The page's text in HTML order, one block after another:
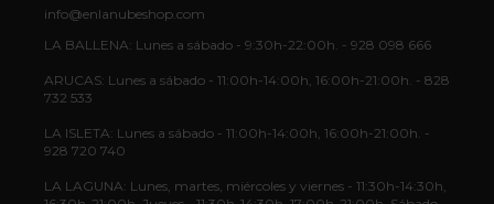
info@enlanubeshop.com
LA BALLENA: Lunes a sábado - 9:30h-22:00h. - 928 098 666
ARUCAS: Lunes a sábado - 11:00h-14:00h, 16:00h-21:00h. - 828
732 533
LA ISLETA: Lunes a sábado - 11:00h-14:00h, 16:00h-21:00h. -
928 720 740
LA LAGUNA: Lunes, martes, miércoles y viernes - 11:30h-14:30h,